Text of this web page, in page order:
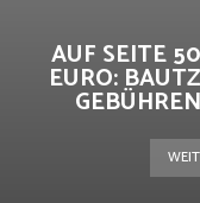
AUF SEITE
EURO: